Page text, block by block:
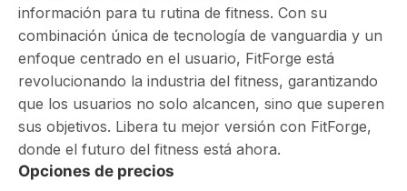
información para tu rutina de fitness. Con su
combinación única de tecnología de vanguardia y un
enfoque centrado en el usuario, FitForge está
revolucionando la industria del fitness, garantizando
que los usuarios no solo alcancen, sino que superen
sus objetivos. Libera tu mejor versión con FitForge,
donde el futuro del fitness está ahora.
Opciones de precios